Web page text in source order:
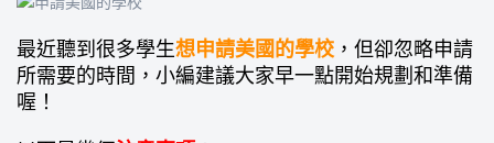
最近聽到很多學生想申請美國的學校，但卻忽略申請
所需要的時間，小編建議大家早一點開始規劃和準備
喔！